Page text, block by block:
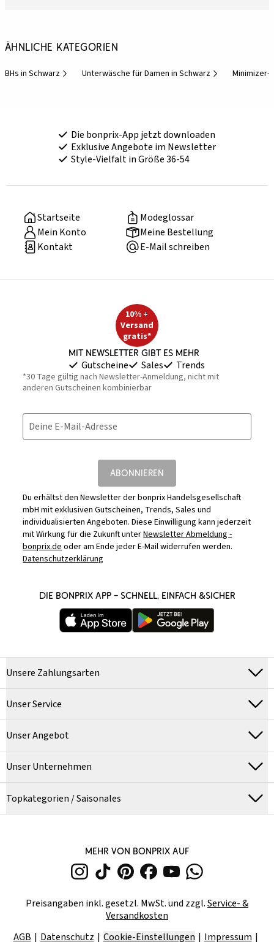
Ähnliche Kategorien
BHs in Schwarz Unterwäsche für Damen in Schwarz Minimizer-
Die bonprix-App jetzt downloaden
Exklusive Angebote im Newsletter
Style-Vielfalt in Größe 36-54
Startseite
Modeglossar
Mein Konto
Meine Bestellung
Kontakt
E-Mail schreiben
10% +
Versand
gratis*
Mit Newsletter gibt es mehr
Gutscheine Sales Trends
*30 Tage gültig nach Newsletter-Anmeldung, nicht mit
anderen Gutscheinen kombinierbar
Deine E-Mail-Adresse
ABONNIEREN
Du erhältst den Newsletter der bonprix Handelsgesellschaft
mbH mit exklusiven Gutscheinen, Trends, Sales und
individualisierten Angeboten. Diese Einwilligung kann jederzeit
mit Wirkung für die Zukunft unterNewsletter Abmeldung -
bonprix.deoder am Ende jeder E-Mail widerrufen werden.
Datenschutzerklärung
DIE BONPRIX APP – SCHNELL, EINFACH &SICHER
Unsere Zahlungsarten
Unser Service
Unser Angebot
Unser Unternehmen
Topkategorien / Saisonales
MEHR VON BONPRIX AUF
Preisangaben inkl. gesetzl. MwSt. und zzgl.Service- &
Versandkosten
AGB
Datenschutz Cookie-Einstellungen Impressum